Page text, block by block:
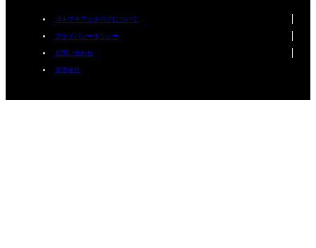
ゴルフギアカタログについて
プライパシーポリシー
お問い合わせ
運営会社